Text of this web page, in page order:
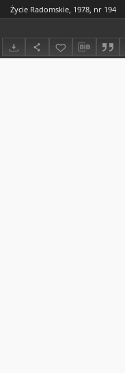
Życie Radomskie, 1978, nr 194